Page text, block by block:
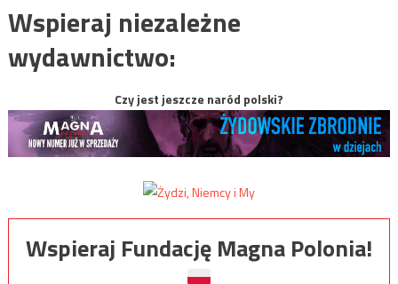
Wspieraj niezależne
wydawnictwo:
Czy jest jeszcze naród polski?
Wspieraj Fundację Magna Polonia!